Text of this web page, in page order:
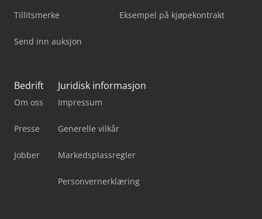
Tillitsmerke
Send inn auksjon
Eksempel på kjøpekontrakt
Bedrift
Om oss
Presse
Jobber
Juridisk informasjon
Impressum
Generelle vilkår
Markedsplassregler
Personvernerklæring